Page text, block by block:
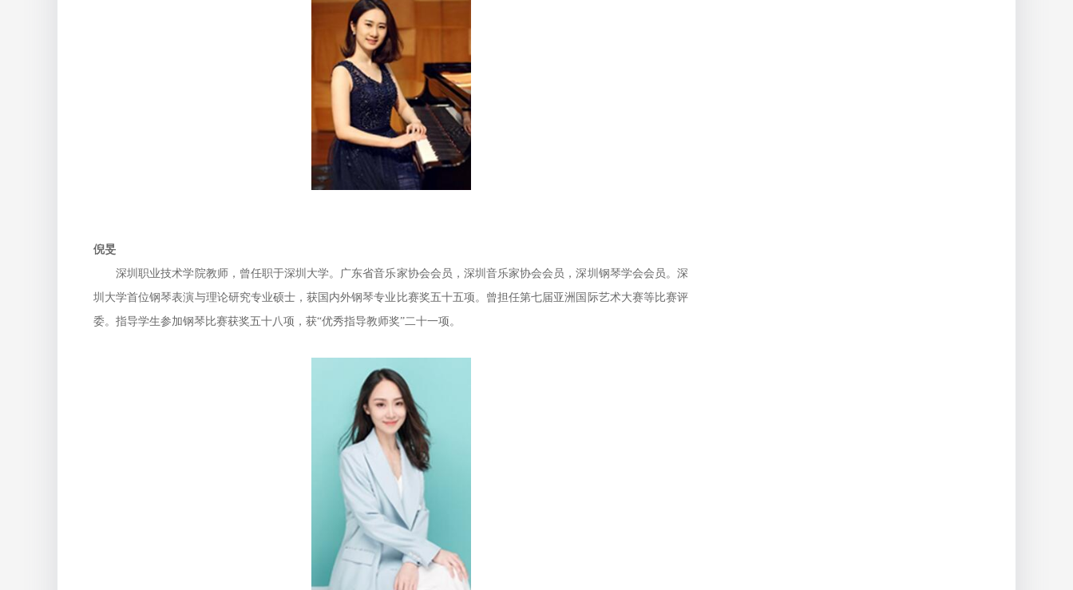
倪旻
深圳职业技术学院教师，曾任职于深圳大学。广东省音乐家协会会员，深圳音乐家协会会员，深圳钢琴学会会员。深
圳大学首位钢琴表演与理论研究专业硕士，获国内外钢琴专业比赛奖五十五项。曾担任第七届亚洲国际艺术大赛等比赛评
委。指导学生参加钢琴比赛获奖五十八项，获“优秀指导教师奖”二十一项。